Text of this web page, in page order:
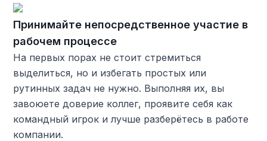
Принимайте непосредственное участие в
рабочем процессе
На первых порах не стоит стремиться
выделиться, но и избегать простых или
рутинных задач не нужно. Выполняя их, вы
завоюете доверие коллег, проявите себя как
командный игрок и лучше разберётесь в работе
компании.